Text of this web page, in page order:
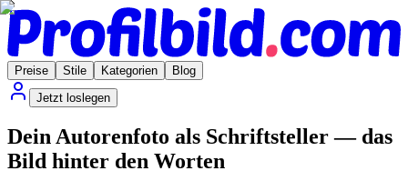
Preise Stile Kategorien
Blog
Jetzt loslegen
Dein Autorenfoto als Schriftsteller — das
Bild hinter den Worten